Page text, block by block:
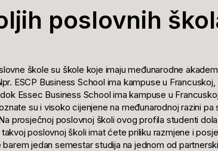
poslovnih
škole su škole koje imaju međunarodne
ESCP Business School ima kampuse u
Essec Business School ima kampuse u
su i visoko cijenjene na međunarodnoj razini
prosječnoj poslovnoj školi ovog profila studenti
poslovnoj školi imat ćete priliku razmjene i
jedan semestar studija na jednom od